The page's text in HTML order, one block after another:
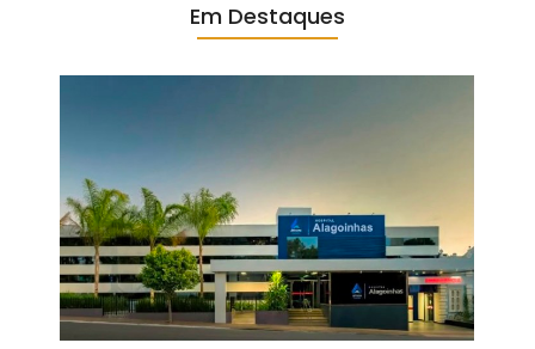
Em Destaques